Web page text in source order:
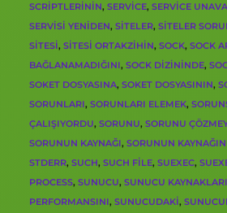
SCRIPTLERININ, SERVICE, SERVICE
SERVISI YENIDEN, SITELER, SITELER
SITESI, SITESI ORTAKZIHIN, SOCK, SOCK
BAĞLANAMADIĞINI, SOCK DIZININDE,
SOKET DOSYASINA, SOKET DOSYASININ,
SORUNLARI, SORUNLARI ELEMEK,
ÇALIŞIYORDU, SORUNU, SORUNU
SORUNUN KAYNAĞI, SORUNUN
STDERR, SUCH, SUCH FILE, SUEXEC,
PROCESS, SUNUCU, SUNUCU
PERFORMANSINI, SUNUCUDAKI,